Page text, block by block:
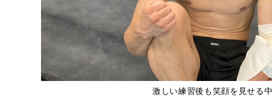
激しい練習後も笑顔を見せる